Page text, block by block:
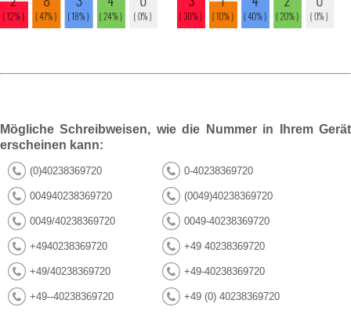
Mögliche Schreibweisen, wie die Nummer in Ihrem Gerät
erscheinen kann:
(0)40238369720 0-40238369720
004940238369720 (0049)40238369720
0049/40238369720 0049-40238369720
+4940238369720 +49 40238369720
+49/40238369720 +49-40238369720
+49--40238369720 +49 (0) 40238369720